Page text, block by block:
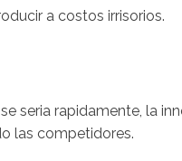
a costos irrisorios.
seri­a rapidamente, la
las competidores.